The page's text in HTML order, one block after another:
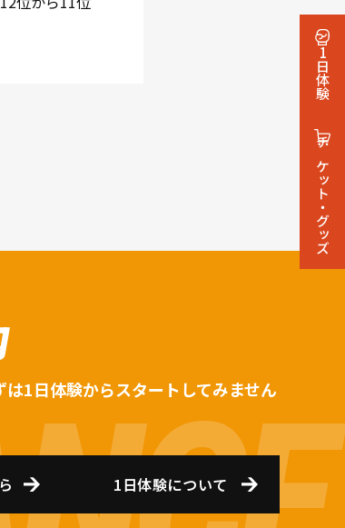
1日体験
チケット・グッズ
1日体験からスタートしてみません
1日体験について